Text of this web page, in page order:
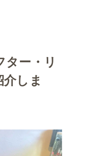
ター・リ
しま